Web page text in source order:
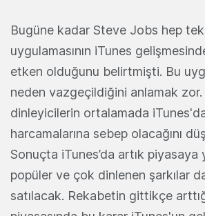
Bugüne kadar Steve Jobs hep
uygulamasının iTunes
etken olduğunu belirtmişti. Bu
neden vazgeçildiğini anlamak zor.
dinleyicilerin ortalamada
harcamalarına sebep olacağını
Sonuçta iTunes’da artık piyasaya
popüler ve çok dinlenen şarkılar
satılacak. Rekabetin gittikçe